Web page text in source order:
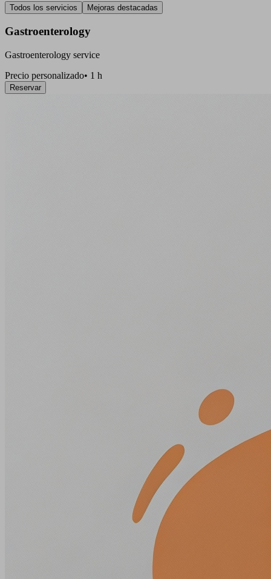
Todos los servicios Mejoras destacadas
Gastroenterology
Gastroenterology service
Precio personalizado• 1 h
Reservar